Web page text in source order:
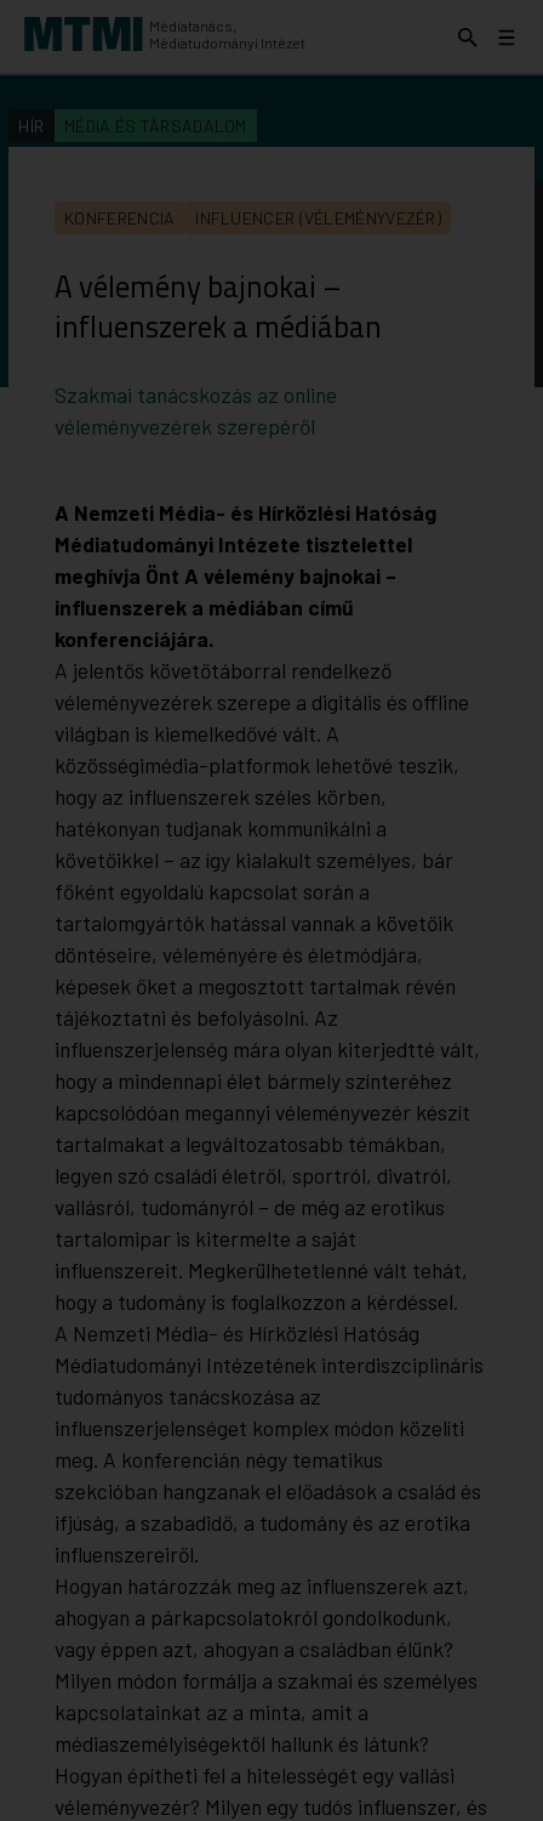
Médiatanács,
Médiatudományi Intézet
KERESÉS AZ INTÉZET ANYAGAI KÖZÖTT
indítása
Keresés
Menü
HÍR MÉDIA ÉS TÁRSADALOM
KONFERENCIA INFLUENCER (VÉLEMÉNYVEZÉR)
A vélemény bajnokai –
influenszerek a médiában
Szakmai tanácskozás az online
véleményvezérek szerepéről
A Nemzeti Média- és Hírközlési Hatóság
Médiatudományi Intézete tisztelettel
meghívja Önt A vélemény bajnokai –
influenszerek a médiában című
konferenciájára.
A jelentős követőtáborral rendelkező
véleményvezérek szerepe a digitális és offline
világban is kiemelkedővé vált. A
közösségimédia-platformok lehetővé teszik,
hogy az influenszerek széles körben,
hatékonyan tudjanak kommunikálni a
követőikkel – az így kialakult személyes, bár
főként egyoldalú kapcsolat során a
tartalomgyártók hatással vannak a követőik
döntéseire, véleményére és életmódjára,
képesek őket a megosztott tartalmak révén
tájékoztatni és befolyásolni. Az
influenszerjelenség mára olyan kiterjedtté vált,
hogy a mindennapi élet bármely színteréhez
kapcsolódóan megannyi véleményvezér készít
tartalmakat a legváltozatosabb témákban,
legyen szó családi életről, sportról, divatról,
vallásról, tudományról – de még az erotikus
tartalomipar is kitermelte a saját
influenszereit. Megkerülhetetlenné vált tehát,
hogy a tudomány is foglalkozzon a kérdéssel.
A Nemzeti Média- és Hírközlési Hatóság
Médiatudományi Intézetének interdiszciplináris
tudományos tanácskozása az
influenszerjelenséget komplex módon közelíti
meg. A konferencián négy tematikus
szekcióban hangzanak el előadások a család és
ifjúság, a szabadidő, a tudomány és az erotika
influenszereiről.
Hogyan határozzák meg az influenszerek azt,
ahogyan a párkapcsolatokról gondolkodunk,
vagy éppen azt, ahogyan a családban élünk?
Milyen módon formálja a szakmai és személyes
kapcsolatainkat az a minta, amit a
médiaszemélyiségektől hallunk és látunk?
Hogyan építheti fel a hitelességét egy vallási
véleményvezér? Milyen egy tudós influenszer, és